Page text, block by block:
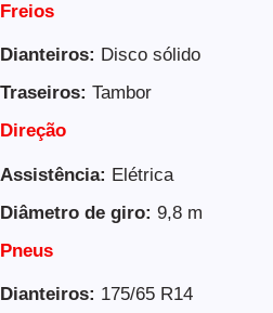
Freios
Dianteiros: Disco sólido
Traseiros: Tambor
Direção
Assistência: Elétrica
Diâmetro de giro: 9,8 m
Pneus
Dianteiros: 175/65 R14